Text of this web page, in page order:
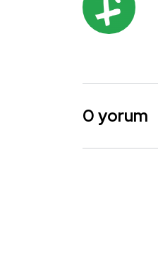
0 yorum